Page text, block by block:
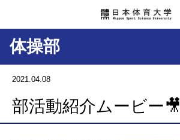
体操部
2021.04.08
部活動紹介ムービー🎥